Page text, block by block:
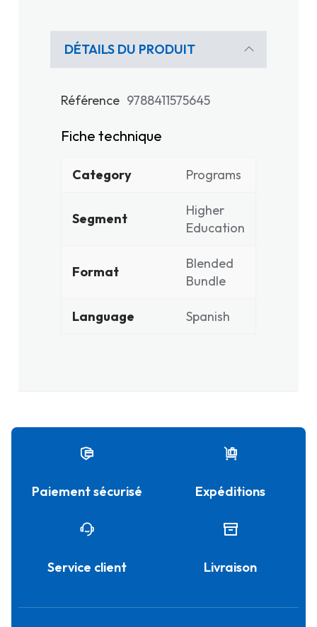
DÉTAILS DU PRODUIT
Référence 9788411575645
Fiche technique
Category Programs
Segment
Higher
Education
Format
Blended
Bundle
Language Spanish
Paiement sécurisé Expéditions
Service client Livraison